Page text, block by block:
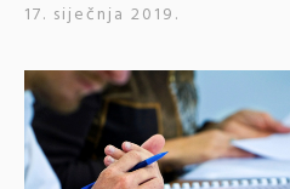
17. siječnja 2019.